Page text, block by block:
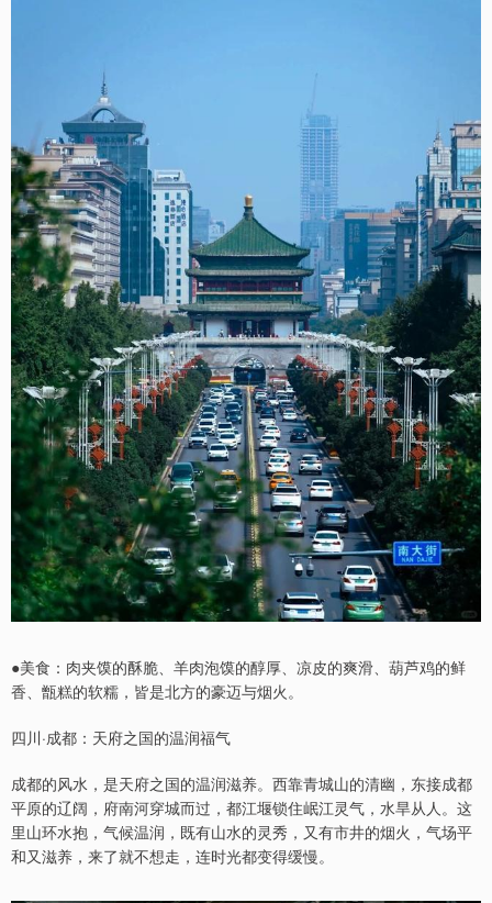
●美食：肉夹馍的酥脆、羊肉泡馍的醇厚、凉皮的爽滑、葫芦鸡的鲜
香、甑糕的软糯，皆是北方的豪迈与烟火。
四川·成都：天府之国的温润福气
成都的风水，是天府之国的温润滋养。西靠青城山的清幽，东接成都
平原的辽阔，府南河穿城而过，都江堰锁住岷江灵气，水旱从人。这
里山环水抱，气候温润，既有山水的灵秀，又有市井的烟火，气场平
和又滋养，来了就不想走，连时光都变得缓慢。